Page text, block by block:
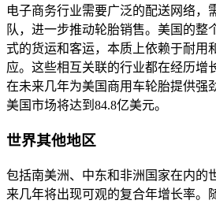
电子商务行业需要广泛的配送网络，
队，进一步推动轮胎销售。美国的整
式的货运和客运，本质上依赖于耐用
应。这些相互关联的行业都在经历增
在未来几年为美国商用车轮胎提供强
美国市场将达到84.8亿美元。
世界其他地区
包括南美洲、中东和非洲国家在内的
来几年将出现可观的复合年增长率。